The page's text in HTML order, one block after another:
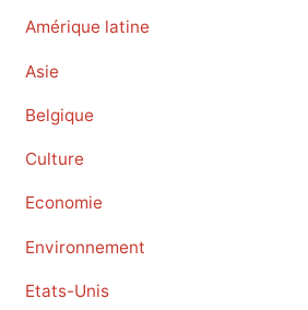
Amérique latine
Asie
Belgique
Culture
Economie
Environnement
Etats-Unis